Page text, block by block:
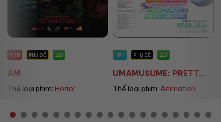
PHỤ ĐỀ
UMAMUSUME: PRETT...
Thể loại phim:Animation
PHỤ ĐỀ/LỒNG TIẾNG
THE LAND OF SOME...
Thể loại phim:Animation